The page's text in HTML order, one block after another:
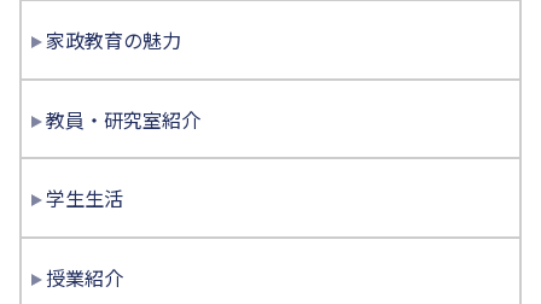
家政教育の魅力
教員・研究室紹介
学生生活
授業紹介